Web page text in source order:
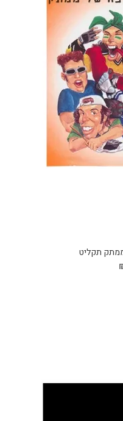
תקליט